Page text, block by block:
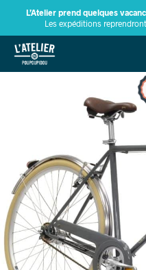
L’Atelier prend quelques
Les expéditions